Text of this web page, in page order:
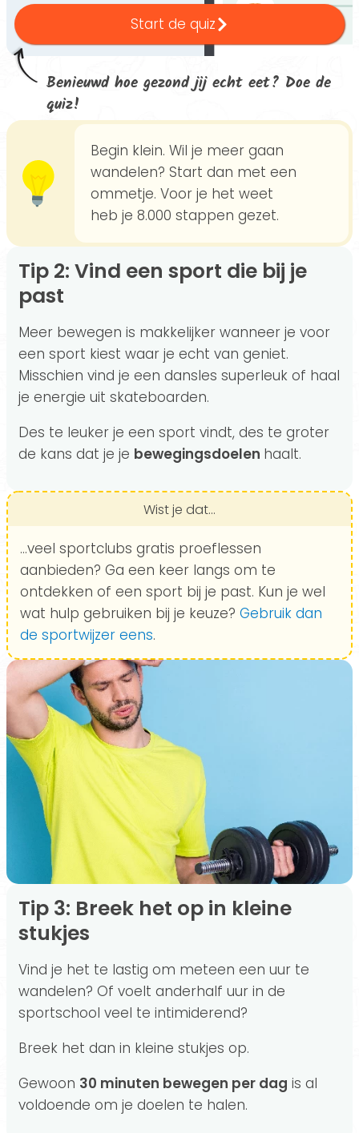
Benieuwd hoe gezond jij echt eet? Doe de
quiz!
Start de quiz
Begin klein. Wil je meer gaan
wandelen? Start dan met een
ommetje. Voor je het weet
heb je 8.000 stappen gezet.
Tip 2: Vind een sport die bij je
past
Meer bewegen is makkelijker wanneer je voor
een sport kiest waar je echt van geniet.
Misschien vind je een dansles superleuk of haal
je energie uit skateboarden.
Des te leuker je een sport vindt, des te groter
de kans dat je je bewegingsdoelen haalt.
Wist je dat...
...veel sportclubs gratis proeflessen
aanbieden? Ga een keer langs om te
ontdekken of een sport bij je past. Kun je wel
wat hulp gebruiken bij je keuze? Gebruik dan
de sportwijzer eens.
Tip 3: Breek het op in kleine
stukjes
Vind je het te lastig om meteen een uur te
wandelen? Of voelt anderhalf uur in de
sportschool veel te intimiderend?
Breek het dan in kleine stukjes op.
Gewoon 30 minuten bewegen per dag is al
voldoende om je doelen te halen.